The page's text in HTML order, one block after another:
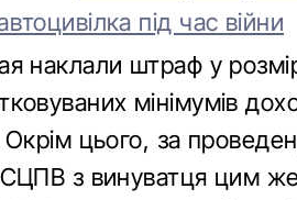
під час війни
наклали штраф у
мінімумів
цього, за
з винуватця цим